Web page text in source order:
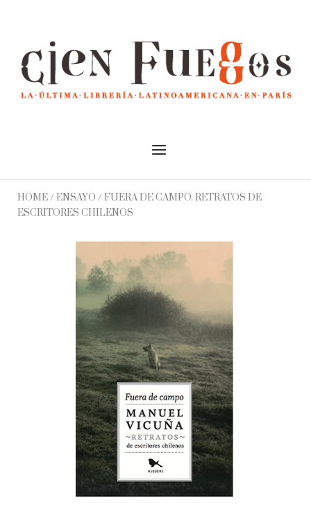
Menu
HOME/ ENSAYO / FUERA DE CAMPO. RETRATOS DE
ESCRITORES CHILENOS